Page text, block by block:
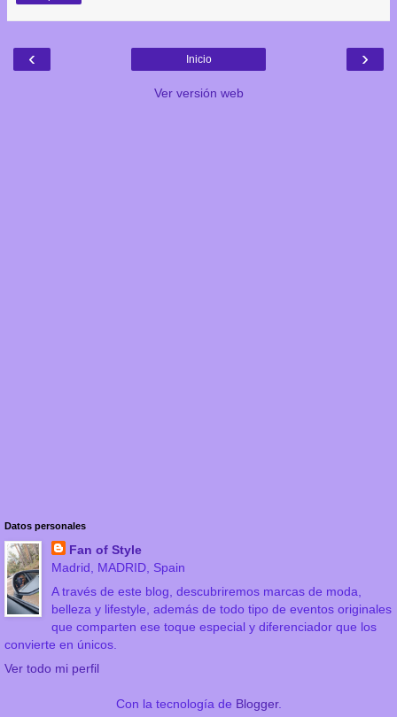
‹ ›
Inicio
Ver versión web
Datos personales
Fan of Style
Madrid, MADRID, Spain
A través de este blog, descubriremos marcas de moda,
belleza y lifestyle, además de todo tipo de eventos originales
que comparten ese toque especial y diferenciador que los
convierte en únicos.
Ver todo mi perfil
Con la tecnología de Blogger.